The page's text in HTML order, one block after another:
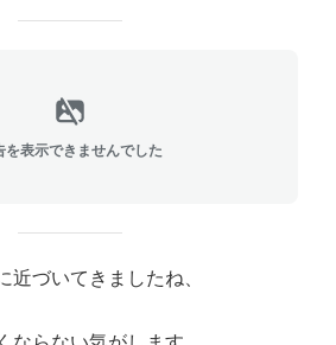
を表示できませんでした
近づいてきましたね、